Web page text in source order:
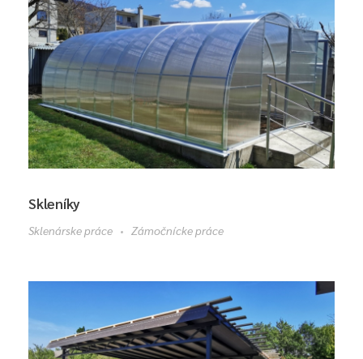
Skleníky
Sklenárske práce Zámočnícke práce